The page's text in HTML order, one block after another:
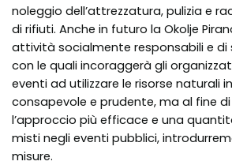
noleggio dell’attrezzatura, pulizia e
di rifiuti. Anche in futuro la Okolje
attività socialmente responsabili e di
con le quali incoraggerà gli
eventi ad utilizzare le risorse naturali
consapevole e prudente, ma al fine
l’approccio più efficace e una
misti negli eventi pubblici,
misure.